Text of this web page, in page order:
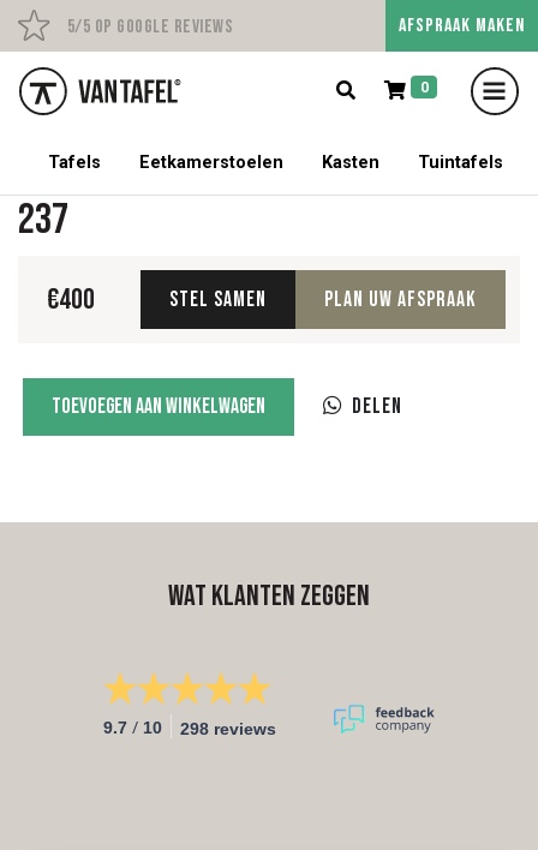
5/5 op Google Reviews Persoonlijk advies op
AFSPRAAK MAKEN
0
5% korting op een tafel met stoelen!
Tafels Eetkamerstoelen Kasten Tuintafels
237
€400 Stel samen Plan uw afspraak
aantalToevoegen aan winkelwagen Delen
Wat klanten zeggen
9.7 / 10 298 reviews